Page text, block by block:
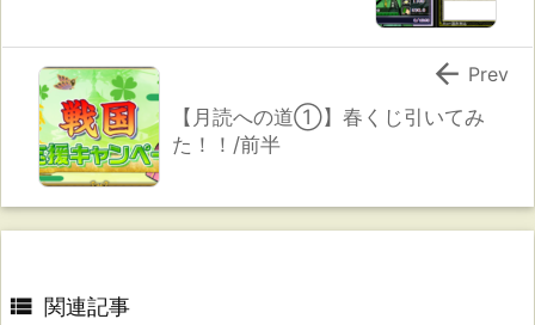
【月読への道①】春くじ引いてみ
た！！/前半
 Prev
 関連記事